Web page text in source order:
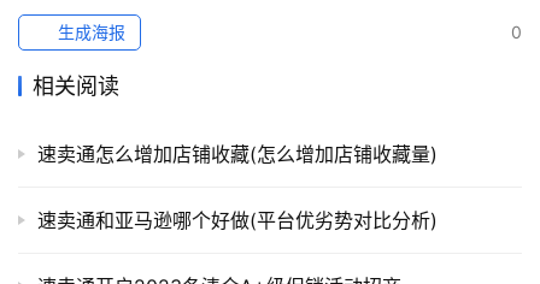
0
生成海报
相关阅读
速卖通怎么增加店铺收藏(怎么增加店铺收藏量)
速卖通和亚马逊哪个好做(平台优劣势对比分析)